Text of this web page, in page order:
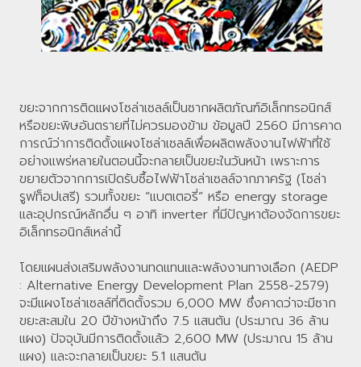
ขยะจากการติดแผงโซล่าเซลล์เป็นซากผลิตภัณฑ์อิเล็กทรอนิกส์
หรือขยะพิษอันตรายที่ไม่ควรมองข้าม ข้อมูลปี 2560 มีการคาด
การณ์ว่าการติดตั้งแผงโซล่าเซลล์เพื่อผลิตพลังงานไฟฟ้าที่ใช้
อย่างแพร่หลายในตอนนี้จะกลายเป็นขยะในวันหน้า เพราะการ
ขยายตัวจากการเปิดรับซื้อไฟฟ้าโซล่าเซลล์จากภาครัฐ (โซล่า
รูฟท็อปเสรี) รวมทั้งขยะ “แบตเตอรี่” หรือ energy storage
และอุปกรณ์หลักอื่น ๆ อาทิ inverter ที่มีปัญหาต้องจัดการขยะ
อิเล็กทรอนิกส์เหล่านี้
โดยแผนส่งเสริมพลังงานทดแทนและพลังงานทางเลือก (AEDP
: Alternative Energy Development Plan 2558-2579)
จะมีแผงโซล่าเซลล์ที่ติดตั้งรวม 6,000 MW ซึ่งคาดว่าจะมีซาก
ขยะสะสมใน 20 ปีข้างหน้าถึง 7.5 แสนตัน (ประมาณ 36 ล้าน
แผง) ปัจจุบันมีการติดตั้งแล้ว 2,600 MW (ประมาณ 15 ล้าน
แผง) และจะกลายเป็นขยะ 5.1 แสนตัน